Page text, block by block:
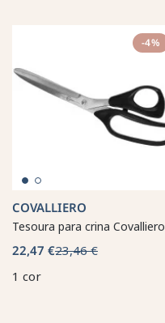
-4%
COVALLIERO
Tesoura para crina Covalliero
22,47 €23,46 €
1 cor